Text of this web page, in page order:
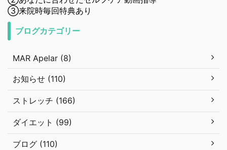
③来院時毎回特典あり
ブログカテゴリー
MAR Apelar (8)
お知らせ (110)
ストレッチ (166)
ダイエット (99)
ブログ (110)